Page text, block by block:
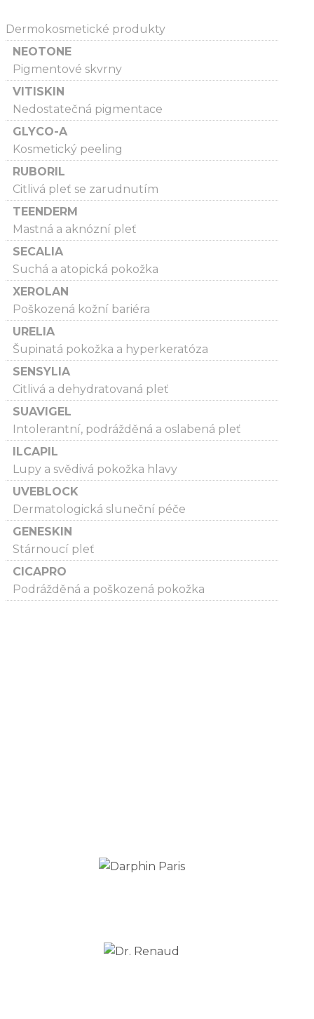
Dermokosmetické produkty
NEOTONE
Pigmentové skvrny
VITISKIN
Nedostatečná pigmentace
GLYCO-A
Kosmetický peeling
RUBORIL
Citlivá pleť se zarudnutím
TEENDERM
Mastná a aknózní pleť
SECALIA
Suchá a atopická pokožka
XEROLAN
Poškozená kožní bariéra
URELIA
Šupinatá pokožka a hyperkeratóza
SENSYLIA
Citlivá a dehydratovaná pleť
SUAVIGEL
Intolerantní, podrážděná a oslabená pleť
ILCAPIL
Lupy a svědivá pokožka hlavy
UVEBLOCK
Dermatologická sluneční péče
GENESKIN
Stárnoucí pleť
CICAPRO
Podrážděná a poškozená pokožka